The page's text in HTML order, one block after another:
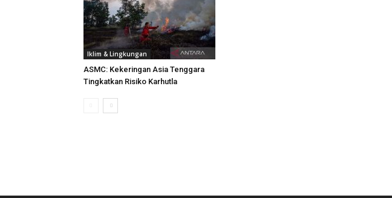
Iklim & Lingkungan
ASMC: Kekeringan Asia Tenggara
Tingkatkan Risiko Karhutla